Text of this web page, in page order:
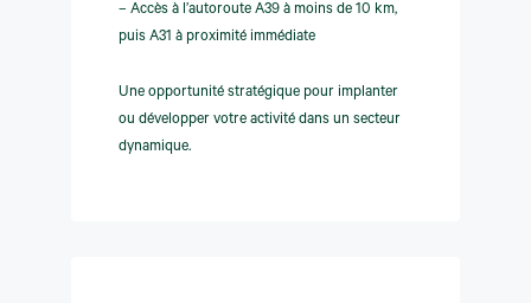
– Accès à l’autoroute A39 à moins de 10 km,
puis A31 à proximité immédiate
Une opportunité stratégique pour implanter
ou développer votre activité dans un secteur
dynamique.